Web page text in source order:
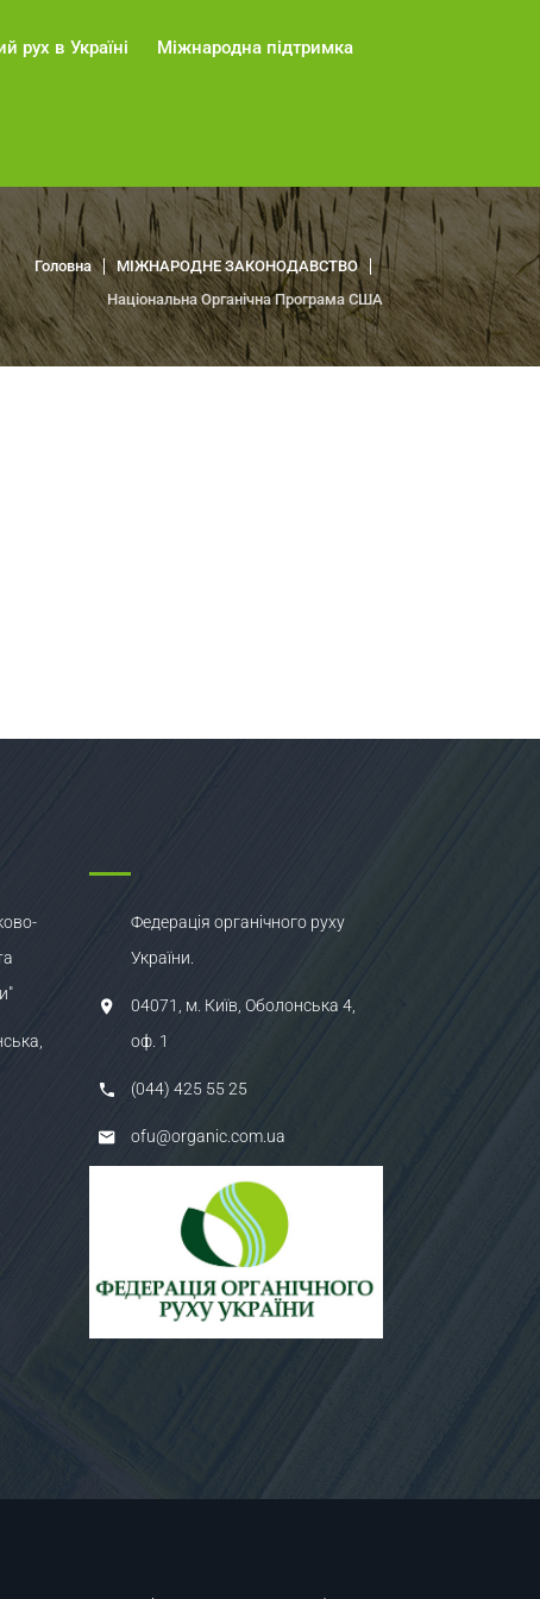
рух в Україні Міжнародна підтримка
Головна
МІЖНАРОДНЕ ЗАКОНОДАВСТВО
Національна Органічна Програма США
Федерація органічного руху
України.
04071, м. Київ, Оболонська 4,
оф. 1
(044) 425 55 25
ofu@organic.com.ua